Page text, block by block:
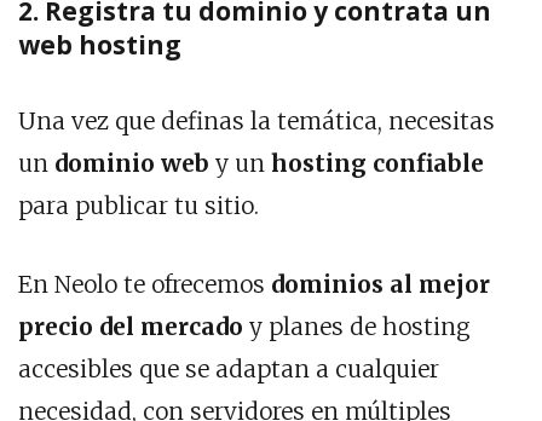
2. Registra tu dominio y contrata un
web hosting
Una vez que definas la temática, necesitas
un dominio web y un hosting confiable
para publicar tu sitio.
En Neolo te ofrecemos dominios al mejor
precio del mercado y planes de hosting
accesibles que se adaptan a cualquier
necesidad, con servidores en múltiples